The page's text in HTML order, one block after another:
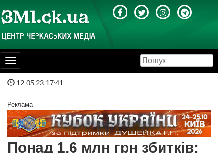
Toggle
navigation
12.05.23 17:41
Реклама
Понад 1,6 млн грн збитків: